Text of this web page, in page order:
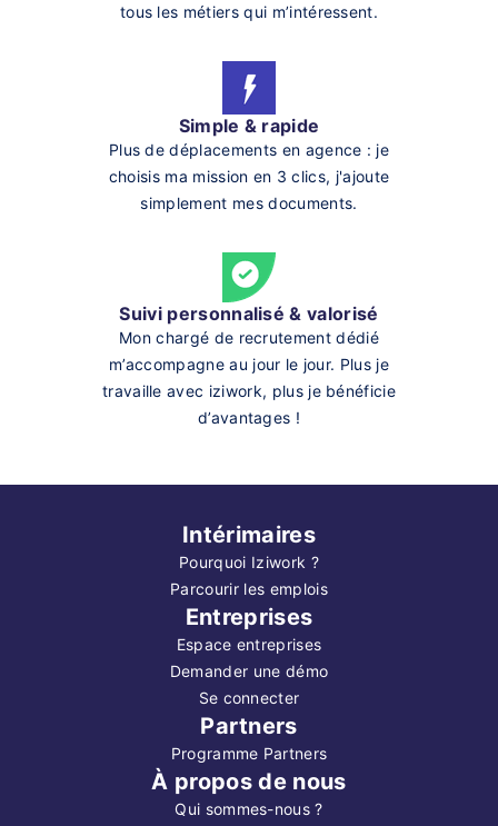
tous les métiers qui m’intéressent.
Simple & rapide
Plus de déplacements en agence : je
choisis ma mission en 3 clics, j'ajoute
simplement mes documents.
Suivi personnalisé & valorisé
Mon chargé de recrutement dédié
m’accompagne au jour le jour. Plus je
travaille avec iziwork, plus je bénéficie
d’avantages !
Intérimaires
Pourquoi Iziwork ?
Parcourir les emplois
Entreprises
Espace entreprises
Demander une démo
Se connecter
Partners
Programme Partners
À propos de nous
Qui sommes-nous ?